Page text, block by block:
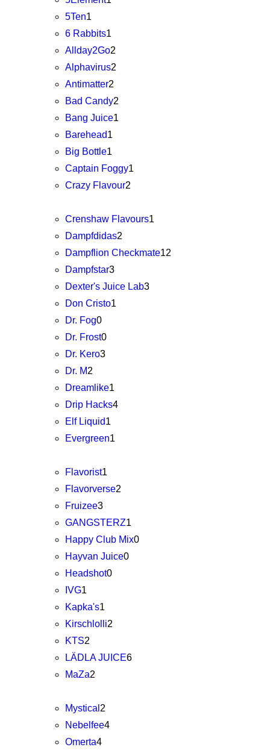
5Ten1
6 Rabbits1
Allday2Go2
Alphavirus2
Antimatter2
Bad Candy2
Bang Juice1
Barehead1
Big Bottle1
Captain Foggy1
Crazy Flavour2
Crenshaw Flavours1
Dampfdidas2
Dampflion Checkmate12
Dampfstar3
Dexter's Juice Lab3
Don Cristo1
Dr. Fog0
Dr. Frost0
Dr. Kero3
Dr. M2
Dreamlike1
Drip Hacks4
Elf Liquid1
Evergreen1
Flavorist1
Flavorverse2
Fruizee3
GANGSTERZ1
Happy Club Mix0
Hayvan Juice0
Headshot0
IVG1
Kapka's1
Kirschlolli2
KTS2
LÄDLA JUICE6
MaZa2
Mystical 2
Nebelfee4
Omerta4